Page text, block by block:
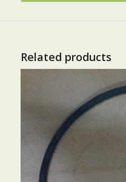
Related products